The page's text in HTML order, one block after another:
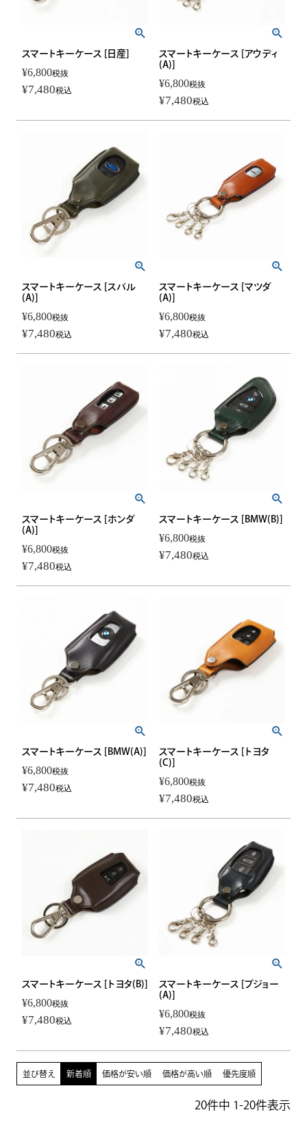
スマートキーケース [日産]
¥6,800税抜
¥7,480税込
スマートキーケース [アウディ
(A)]
¥6,800税抜
¥7,480税込
スマートキーケース [スバル
(A)]
¥6,800税抜
¥7,480税込
スマートキーケース [マツダ
(A)]
¥6,800税抜
¥7,480税込
スマートキーケース [ホンダ
(A)]
¥6,800税抜
¥7,480税込
スマートキーケース [BMW(B)]
¥6,800税抜
¥7,480税込
スマートキーケース [BMW(A)]
¥6,800税抜
¥7,480税込
スマートキーケース [トヨタ
(C)]
¥6,800税抜
¥7,480税込
スマートキーケース [トヨタ(B)]
¥6,800税抜
¥7,480税込
スマートキーケース [プジョー
(A)]
¥6,800税抜
¥7,480税込
並び替え 新着順 価格が安い順 価格が高い順 優先度順
20件中 1-20件表示